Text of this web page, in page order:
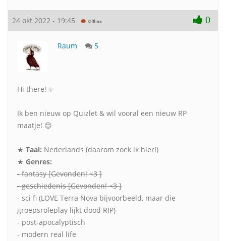
24 okt 2022 - 19:45 0
Raum 5
Hi there! ✨
Ik ben nieuw op Quizlet & wil vooral een nieuw RP
maatje! 😊
★ Taal: Nederlands (daarom zoek ik hier!)
★ Genres:
- fantasy [Gevonden! <3 ]
- geschiedenis [Gevonden! <3 ]
- sci fi (LOVE Terra Nova bijvoorbeeld, maar die
groepsroleplay lijkt dood RIP)
- post-apocalyptisch
- modern real life